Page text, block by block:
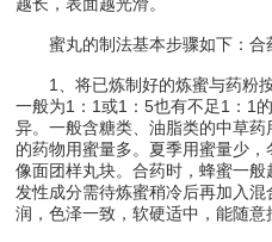
蜜丸的制法基本步骤如下：
1、将已炼制好的炼蜜与药粉按
一般为1：1或1：5也有不足1：1
异。一般含糖类、油脂类的中草
的药物用蜜量多。夏季用蜜量少
像面团样丸块。合药时，蜂蜜一
发性成分需待炼蜜稍冷后再加入
润，色泽一致，软硬适中，能随意